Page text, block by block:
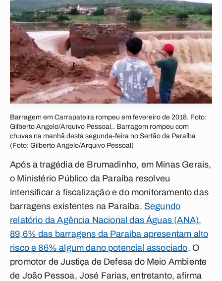
Barragem em Carrapateira rompeu em fevereiro de 2018. Foto:
Gilberto Angelo/Arquivo Pessoal.. Barragem rompeu com
chuvas na manhã desta segunda-feira no Sertão da Paraíba
(Foto: Gilberto Angelo/Arquivo Pessoal)
Após a tragédia de Brumadinho, em Minas Gerais,
o Ministério Público da Paraíba resolveu
intensificar a fiscalização e do monitoramento das
barragens existentes na Paraíba. Segundo
relatório da Agência Nacional das Águas (ANA),
89,6% das barragens da Paraíba apresentam alto
risco e 86% algum dano potencial associado. O
promotor de Justiça de Defesa do Meio Ambiente
de João Pessoa, José Farias, entretanto, afirma